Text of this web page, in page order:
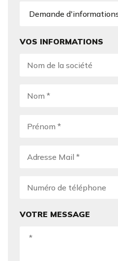
VOS INFORMATIONS
VOTRE MESSAGE